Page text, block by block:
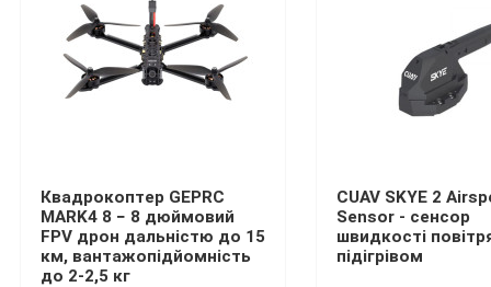
Квадрокоптер GEPRC
MARK4 8 − 8 дюймовий
FPV дрон дальністю до 15
км, вантажопідйомність
до 2-2,5 кг
CUAV SKYE 2
Sensor - сенсор
швидкості
підігрівом